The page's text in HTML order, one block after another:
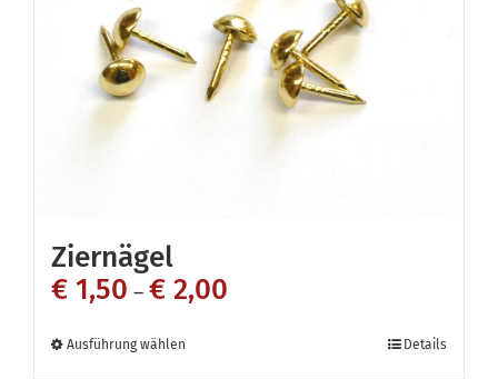
können
auf
der
Produktseite
Ziernägel
€ 1,50 – € 2,00
Ausführung wählen Details